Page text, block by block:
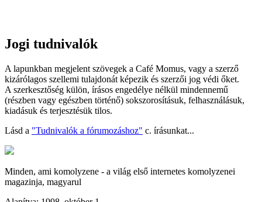
Jogi tudnivalók
A lapunkban megjelent szövegek a Café Momus, vagy a szerző
kizárólagos szellemi tulajdonát képezik és szerzői jog védi őket.
A szerkesztőség külön, írásos engedélye nélkül mindennemű
(részben vagy egészben történő) sokszorosításuk, felhasználásuk,
kiadásuk és terjesztésük tilos.
Lásd a "Tudnivalók a fórumozáshoz" c. írásunkat...
Minden, ami komolyzene - a világ első internetes komolyzenei
magazinja, magyarul